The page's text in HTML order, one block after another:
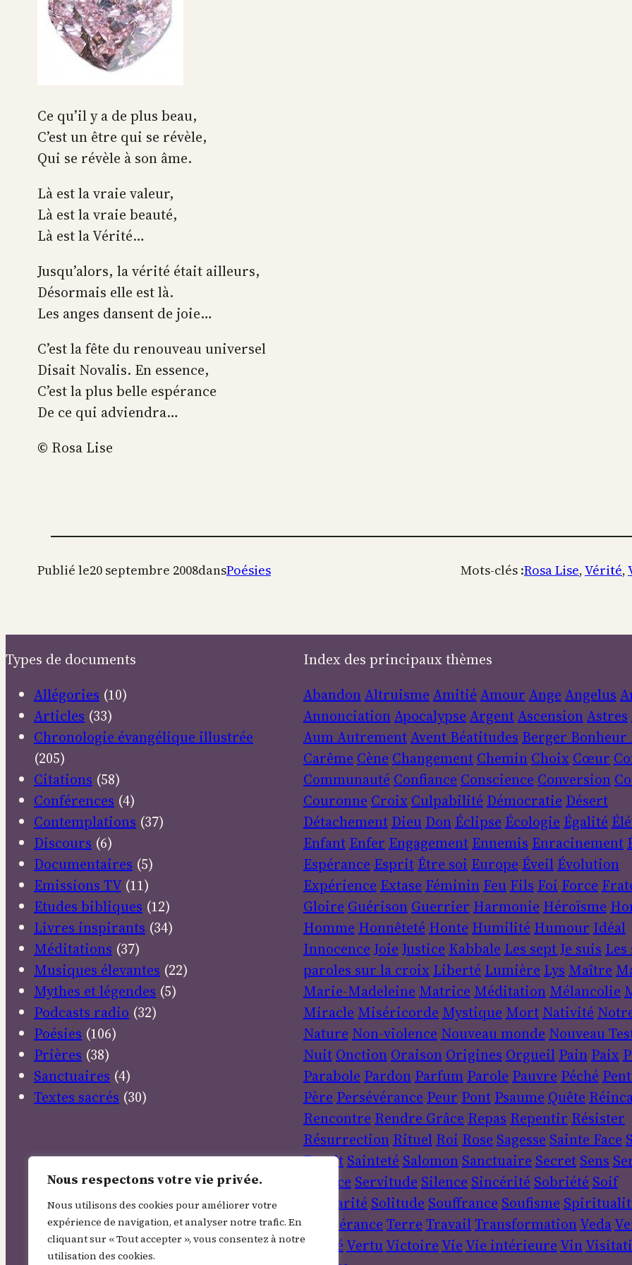
Nous respectons votre vie privée.
Nous utilisons des cookies pour améliorer votre
expérience de navigation, et analyser notre trafic. En
cliquant sur « Tout accepter », vous consentez à notre
utilisation des cookies.
Ce qu’il y a de plus beau,
C’est un être qui se révèle,
Qui se révèle à son âme.
Là est la vraie valeur,
Là est la vraie beauté,
Là est la Vérité…
Jusqu’alors, la vérité était ailleurs,
Désormais elle est là.
Les anges dansent de joie…
C’est la fête du renouveau universel
Disait Novalis. En essence,
C’est la plus belle espérance
De ce qui adviendra…
© Rosa Lise
Publié le20 septembre 2008dansPoésies Mots-clés :Rosa Lise, Vérité,
Types de documents
Allégories (10)
Articles (33)
Chronologie évangélique illustrée
(205)
Citations (58)
Conférences (4)
Contemplations (37)
Discours (6)
Documentaires (5)
Emissions TV(11)
Etudes bibliques (12)
Livres inspirants (34)
Méditations (37)
Musiques élevantes (22)
Mythes et légendes (5)
Podcasts radio (32)
Poésies (106)
Prières (38)
Sanctuaires (4)
Textes sacrés (30)
Index des principaux thèmes
AbandonAltruisme Amitié Amour Ange Angelus
AnnonciationApocalypse ArgentAscensionAstres
AumAutrementAvent Béatitudes Berger Bonheur
Carême Cène Changement Chemin Choix Cœur
Communauté Confiance Conscience Conversion
Couronne Croix Culpabilité Démocratie Désert
Détachement Dieu Don Éclipse Écologie Égalité
Enfant Enfer Engagement Ennemis Enracinement
Espérance Esprit Être soi Europe Éveil Évolution
Expérience Extase Féminin Feu Fils Foi Force
Gloire Guérison Guerrier Harmonie Héroïsme
Homme Honnêteté Honte Humilité Humour Idéal
Innocence Joie Justice Kabbale Les sept Je suis Les
paroles sur la croix Liberté Lumière Lys Maître
Marie-Madeleine Matrice Méditation Mélancolie
Miracle Miséricorde Mystique Mort Nativité
Nature Non-violence Nouveau monde Nouveau
Nuit Onction Oraison Origines Orgueil Pain Paix
Parabole Pardon Parfum Parole Pauvre Péché
Père Persévérance Peur Pont Psaume Quête
Rencontre Rendre Grâce Repas Repentir Résister
Résurrection Rituel Roi Rose Sagesse Sainte Face
Esprit Sainteté Salomon Sanctuaire Secret Sens
Service Servitude Silence Sincérité Sobriété Soif
Solidarité Solitude Souffrance Soufisme
Tempérance Terre TravailTransformationVeda
VéritéVertuVictoireVieVie intérieureVin